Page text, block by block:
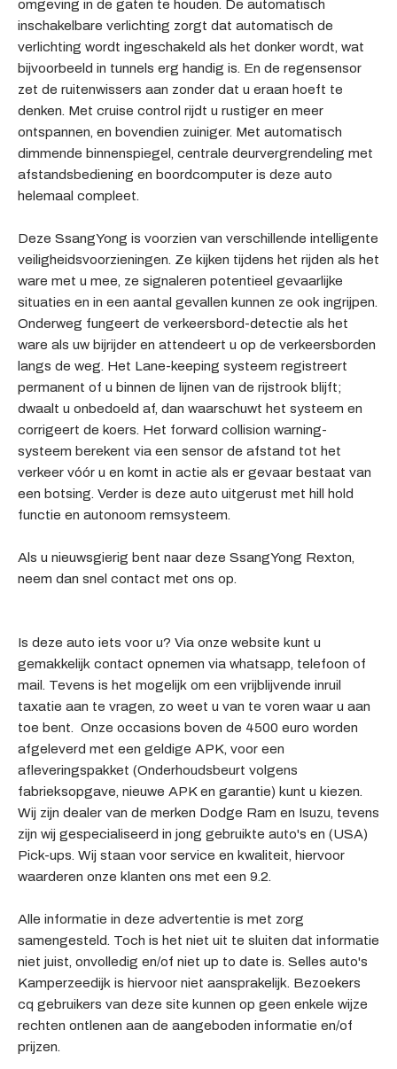
omgeving in de gaten te houden. De automatisch
inschakelbare verlichting zorgt dat automatisch de
verlichting wordt ingeschakeld als het donker wordt, wat
bijvoorbeeld in tunnels erg handig is. En de regensensor
zet de ruitenwissers aan zonder dat u eraan hoeft te
denken. Met cruise control rijdt u rustiger en meer
ontspannen, en bovendien zuiniger. Met automatisch
dimmende binnenspiegel, centrale deurvergrendeling met
afstandsbediening en boordcomputer is deze auto
helemaal compleet.
Deze SsangYong is voorzien van verschillende intelligente
veiligheidsvoorzieningen. Ze kijken tijdens het rijden als het
ware met u mee, ze signaleren potentieel gevaarlijke
situaties en in een aantal gevallen kunnen ze ook ingrijpen.
Onderweg fungeert de verkeersbord-detectie als het
ware als uw bijrijder en attendeert u op de verkeersborden
langs de weg. Het Lane-keeping systeem registreert
permanent of u binnen de lijnen van de rijstrook blijft;
dwaalt u onbedoeld af, dan waarschuwt het systeem en
corrigeert de koers. Het forward collision warning-
systeem berekent via een sensor de afstand tot het
verkeer vóór u en komt in actie als er gevaar bestaat van
een botsing. Verder is deze auto uitgerust met hill hold
functie en autonoom remsysteem.
Als u nieuwsgierig bent naar deze SsangYong Rexton,
neem dan snel contact met ons op.
Is deze auto iets voor u? Via onze website kunt u
gemakkelijk contact opnemen via whatsapp, telefoon of
mail. Tevens is het mogelijk om een vrijblijvende inruil
taxatie aan te vragen, zo weet u van te voren waar u aan
toe bent. Onze occasions boven de 4500 euro worden
afgeleverd met een geldige APK, voor een
afleveringspakket (Onderhoudsbeurt volgens
fabrieksopgave, nieuwe APK en garantie) kunt u kiezen.
Wij zijn dealer van de merken Dodge Ram en Isuzu, tevens
zijn wij gespecialiseerd in jong gebruikte auto's en (USA)
Pick-ups. Wij staan voor service en kwaliteit, hiervoor
waarderen onze klanten ons met een 9.2.
Alle informatie in deze advertentie is met zorg
samengesteld. Toch is het niet uit te sluiten dat informatie
niet juist, onvolledig en/of niet up to date is. Selles auto's
Kamperzeedijk is hiervoor niet aansprakelijk. Bezoekers
cq gebruikers van deze site kunnen op geen enkele wijze
rechten ontlenen aan de aangeboden informatie en/of
prijzen.